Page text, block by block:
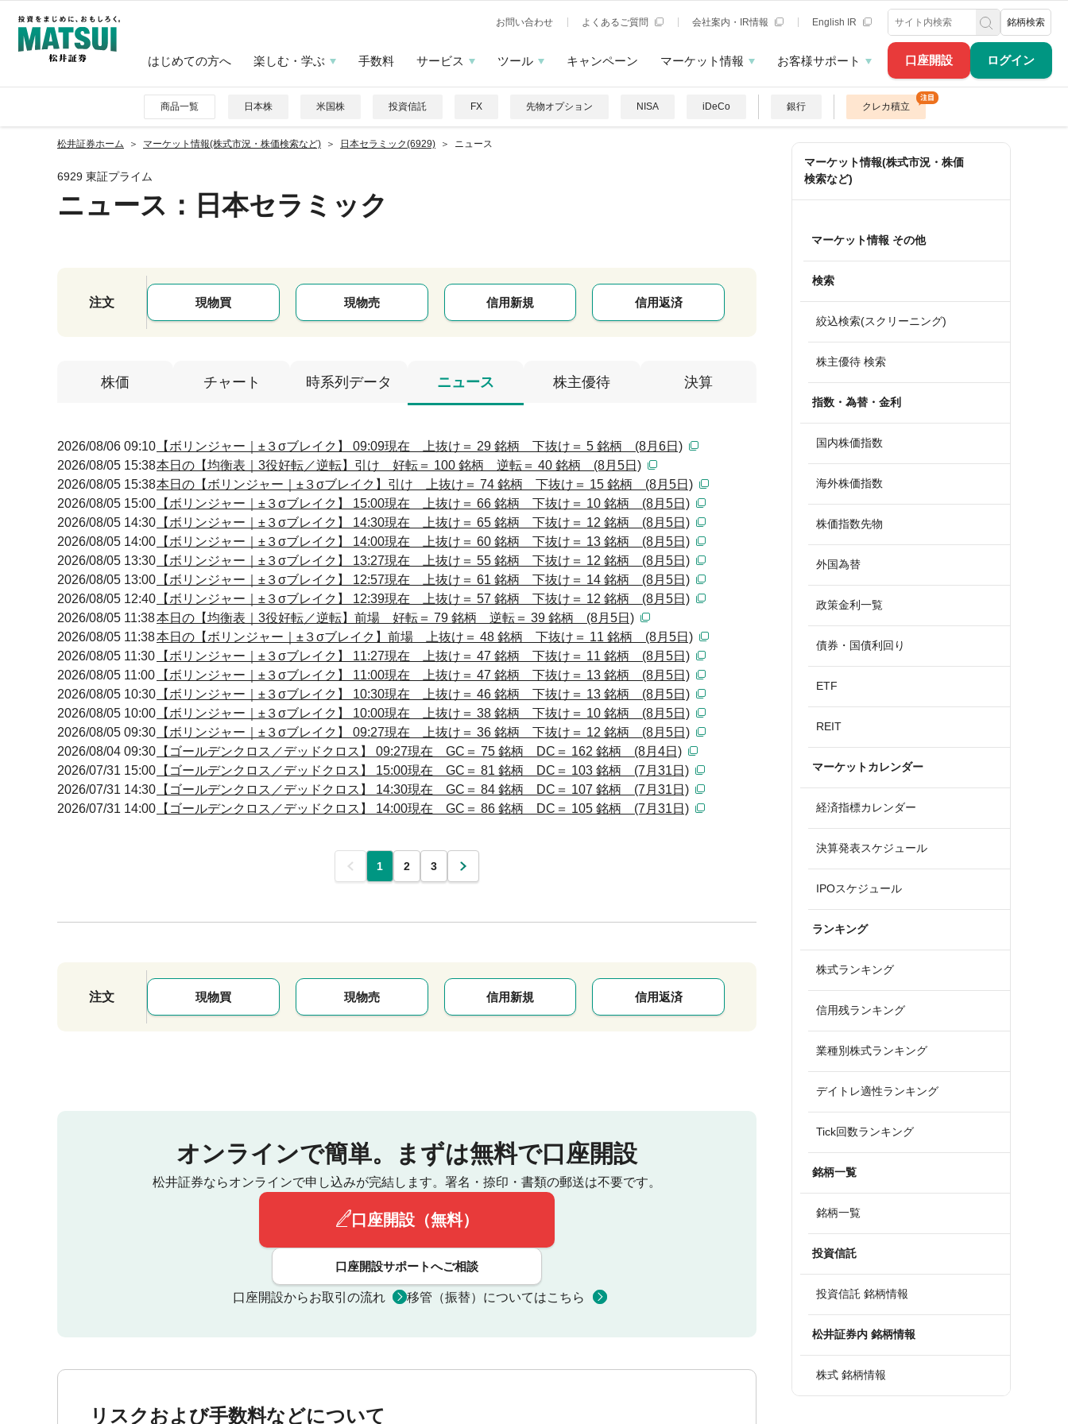
口座開設 ログイン
お問い合わせ よくあるご質問 会社案内・IR情報 English IR 銘柄検索
はじめての方へ 楽しむ・学ぶ 手数料 サービス ツール キャンペーン マーケット情報 お客様サポート
商品一覧 日本株 米国株 投資信託 FX 先物オプション NISA iDeCo 銀行 クレカ積立
松井証券ホーム マーケット情報(株式市況・株価検索など) 日本セラミック(6929) ニュース
6929 東証プライム
ニュース ：日本セラミック
注文 現物買 現物売 信用新規 信用返済
株価 チャート 時系列データ ニュース 株主優待 決算
2026/08/06 09:10 【ボリンジャー｜±３σブレイク】 09:09現在 上抜け＝ 29 銘柄 下抜け＝ 5 銘柄 (8月6日)
2026/08/05 15:38本日の【均衡表｜3役好転／逆転】引け 好転＝ 100 銘柄 逆転＝ 40 銘柄 (8月5日)
2026/08/05 15:38本日の【ボリンジャー｜±３σブレイク】引け 上抜け＝ 74 銘柄 下抜け＝ 15 銘柄 (8月5日)
2026/08/05 15:00 【ボリンジャー｜±３σブレイク】 15:00現在 上抜け＝ 66 銘柄 下抜け＝ 10 銘柄 (8月5日)
2026/08/05 14:30 【ボリンジャー｜±３σブレイク】 14:30現在 上抜け＝ 65 銘柄 下抜け＝ 12 銘柄 (8月5日)
2026/08/05 14:00 【ボリンジャー｜±３σブレイク】 14:00現在 上抜け＝ 60 銘柄 下抜け＝ 13 銘柄 (8月5日)
2026/08/05 13:30 【ボリンジャー｜±３σブレイク】 13:27現在 上抜け＝ 55 銘柄 下抜け＝ 12 銘柄 (8月5日)
2026/08/05 13:00 【ボリンジャー｜±３σブレイク】 12:57現在 上抜け＝ 61 銘柄 下抜け＝ 14 銘柄 (8月5日)
2026/08/05 12:40 【ボリンジャー｜±３σブレイク】 12:39現在 上抜け＝ 57 銘柄 下抜け＝ 12 銘柄 (8月5日)
2026/08/05 11:38本日の【均衡表｜3役好転／逆転】前場 好転＝ 79 銘柄 逆転＝ 39 銘柄 (8月5日)
2026/08/05 11:38本日の【ボリンジャー｜±３σブレイク】前場 上抜け＝ 48 銘柄 下抜け＝ 11 銘柄 (8月5日)
2026/08/05 11:30
【ボリンジャー｜±３σブレイク】 11:27現在 上抜け＝ 47 銘柄 下抜け＝ 11 銘柄 (8月5日)
2026/08/05 11:00
【ボリンジャー｜±３σブレイク】 11:00現在 上抜け＝ 47 銘柄 下抜け＝ 13 銘柄 (8月5日)
2026/08/05 10:30 【ボリンジャー｜±３σブレイク】 10:30現在 上抜け＝ 46 銘柄 下抜け＝ 13 銘柄 (8月5日)
2026/08/05 10:00 【ボリンジャー｜±３σブレイク】 10:00現在 上抜け＝ 38 銘柄 下抜け＝ 10 銘柄 (8月5日)
2026/08/05 09:30 【ボリンジャー｜±３σブレイク】 09:27現在 上抜け＝ 36 銘柄 下抜け＝ 12 銘柄 (8月5日)
2026/08/04 09:30 【ゴールデンクロス／デッドクロス】 09:27現在 GC＝ 75 銘柄 DC＝ 162 銘柄 (8月4日)
2026/07/31 15:00 【ゴールデンクロス／デッドクロス】 15:00現在 GC＝ 81 銘柄 DC＝ 103 銘柄 (7月31日)
2026/07/31 14:30 【ゴールデンクロス／デッドクロス】 14:30現在 GC＝ 84 銘柄 DC＝ 107 銘柄 (7月31日)
2026/07/31 14:00 【ゴールデンクロス／デッドクロス】 14:00現在 GC＝ 86 銘柄 DC＝ 105 銘柄 (7月31日)
前 1 2 3 次
注文 現物買 現物売 信用新規 信用返済
オンラインで簡単。 まずは無料で口座開設
松井証券ならオンラインで申し込みが完結します。 署名・捺印・書類の郵送は不要です。
口座開設（無料）
口座開設サポートへご相談
口座開設からお取引の流れ 移管（振替）についてはこちら
リスクおよび手数料などについて
マーケット情報(株式市況・株価
検索など)
マーケット情報 その他
検索
絞込検索(スクリーニング)
株主優待 検索
指数・為替・金利
国内株価指数
海外株価指数
株価指数先物
外国為替
政策金利一覧
債券・国債利回り
ETF
REIT
マーケットカレンダー
経済指標カレンダー
決算発表スケジュール
IPOスケジュール
ランキング
株式ランキング
信用残ランキング
業種別株式ランキング
デイトレ適性ランキング
Tick回数ランキング
銘柄一覧
銘柄一覧
投資信託
投資信託 銘柄情報
松井証券内 銘柄情報
株式 銘柄情報